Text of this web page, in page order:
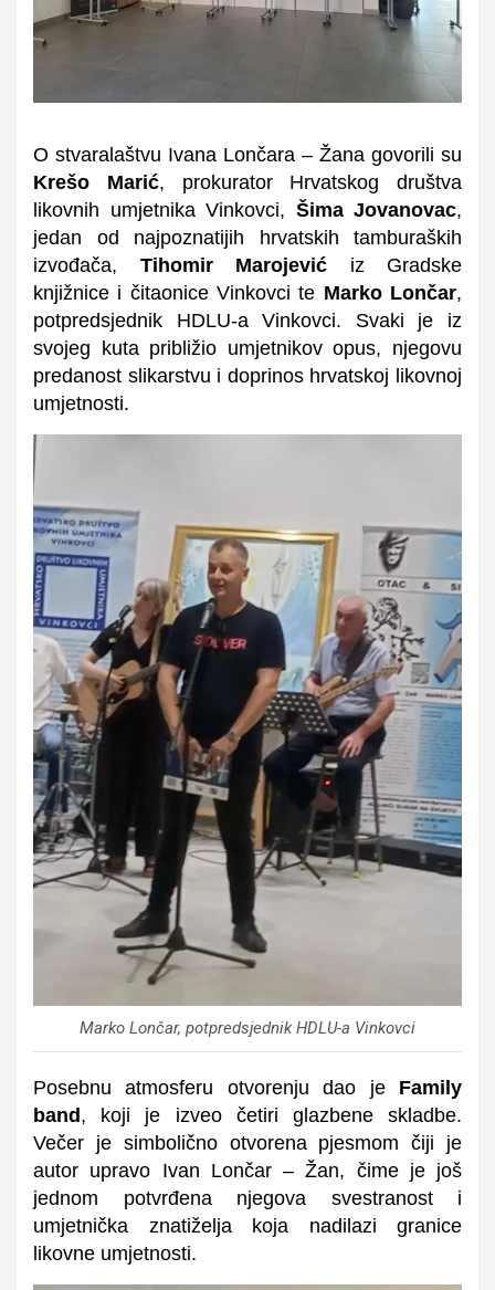
O stvaralaštvu Ivana Lončara – Žana govorili su
Krešo Marić, prokurator Hrvatskog društva
likovnih umjetnika Vinkovci, Šima Jovanovac,
jedan od najpoznatijih hrvatskih tamburaških
izvođača, Tihomir Marojević iz Gradske
knjižnice i čitaonice Vinkovci te Marko Lončar,
potpredsjednik HDLU-a Vinkovci. Svaki je iz
svojeg kuta približio umjetnikov opus, njegovu
predanost slikarstvu i doprinos hrvatskoj likovnoj
umjetnosti.
Marko Lončar, potpredsjednik HDLU-a Vinkovci
Posebnu atmosferu otvorenju dao je Family
band , koji je izveo četiri glazbene skladbe.
Večer je simbolično otvorena pjesmom čiji je
autor upravo Ivan Lončar – Žan, čime je još
jednom potvrđena njegova svestranost i
umjetnička znatiželja koja nadilazi granice
likovne umjetnosti.